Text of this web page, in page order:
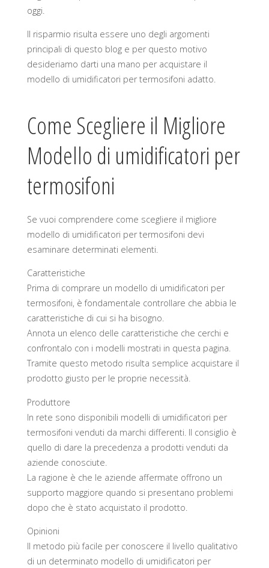
oggi.
Il risparmio risulta essere uno degli argomenti
principali di questo blog e per questo motivo
desideriamo darti una mano per acquistare il
modello di umidificatori per termosifoni adatto.
Come Scegliere il Migliore
Modello di umidificatori per
termosifoni
Se vuoi comprendere come scegliere il migliore
modello di umidificatori per termosifoni devi
esaminare determinati elementi.
Caratteristiche
Prima di comprare un modello di umidificatori per
termosifoni, è fondamentale controllare che abbia le
caratteristiche di cui si ha bisogno.
Annota un elenco delle caratteristiche che cerchi e
confrontalo con i modelli mostrati in questa pagina.
Tramite questo metodo risulta semplice acquistare il
prodotto giusto per le proprie necessità.
Produttore
In rete sono disponibili modelli di umidificatori per
termosifoni venduti da marchi differenti. Il consiglio è
quello di dare la precedenza a prodotti venduti da
aziende conosciute.
La ragione è che le aziende affermate offrono un
supporto maggiore quando si presentano problemi
dopo che è stato acquistato il prodotto.
Opinioni
Il metodo più facile per conoscere il livello qualitativo
di un determinato modello di umidificatori per